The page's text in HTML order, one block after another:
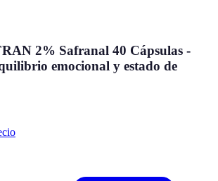
2% Safranal 40 Cápsulas -
emocional y estado de